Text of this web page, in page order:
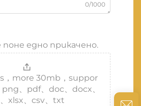
0/1000
едно прикачено.
，more 30mb，suppor
、pdf、doc、docx、
xlsx、csv、txt